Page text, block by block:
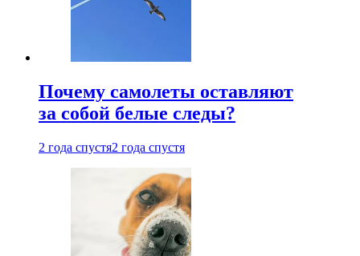
Почему самолеты оставляют
за собой белые следы?
2 года спустя2 года спустя